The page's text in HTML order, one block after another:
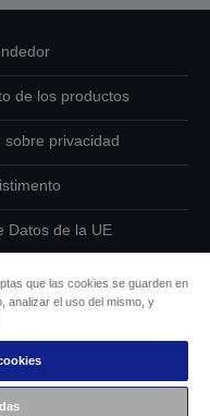
de los productos
sobre privacidad
Datos de la UE
de Epson
que las cookies se guarden en
analizar el uso del mismo, y